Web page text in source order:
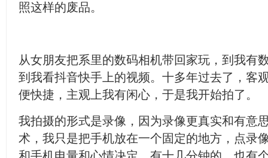
照这样的废品。
从女朋友把系里的数码相机带回家玩，到我有
到我看抖音快手上的视频。十多年过去了，客
便快捷，主观上我有闲心，于是我开始拍了。
我拍摄的形式是录像，因为录像更真实和有意
术，我只是把手机放在一个固定的地方，点录